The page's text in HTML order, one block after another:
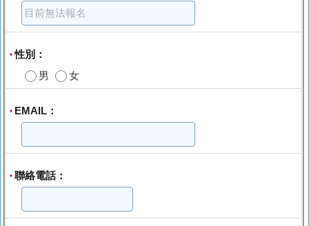
*性別：
男
女
* EMAIL：
* 聯絡電話：